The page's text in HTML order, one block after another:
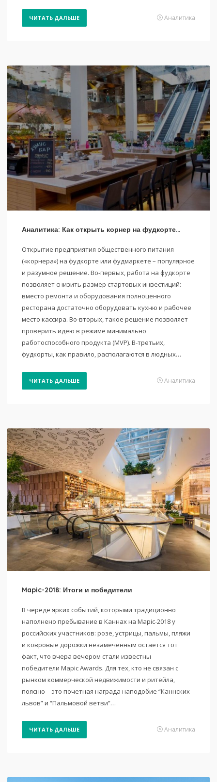
ЧИТАТЬ ДАЛЬШЕ Аналитика
Аналитика: Как открыть корнер на фудкорте…
Открытие предприятия общественного питания
(«корнера») на фудкорте или фудмаркете – популярное
и разумное решение. Во-первых, работа на фудкорте
позволяет снизить размер стартовых инвестиций:
вместо ремонта и оборудования полноценного
ресторана достаточно оборудовать кухню и рабочее
место кассира. Во-вторых, такое решение позволяет
проверить идею в режиме минимально
работоспособного продукта (MVP). В-третьих,
фудкорты, как правило, располагаются в людных…
ЧИТАТЬ ДАЛЬШЕ Аналитика
Mapic-2018: Итоги и победители
В череде ярких событий, которыми традиционно
наполнено пребывание в Каннах на Mapic-2018 у
российских участников: розе, устрицы, пальмы, пляжи
и ковровые дорожки незамеченным остается тот
факт, что вчера вечером стали известны
победители Mapic Awards. Для тех, кто не связан с
рынком коммерческой недвижимости и ритейла,
поясню – это почетная награда наподобие “Каннских
львов” и “Пальмовой ветви”…
ЧИТАТЬ ДАЛЬШЕ Аналитика